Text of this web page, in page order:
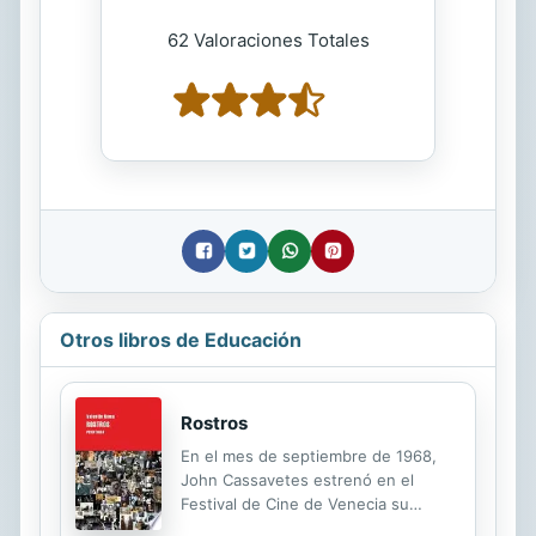
62 Valoraciones Totales
Otros libros de Educación
Rostros
En el mes de septiembre de 1968,
John Cassavetes estrenó en el
Festival de Cine de Venecia su